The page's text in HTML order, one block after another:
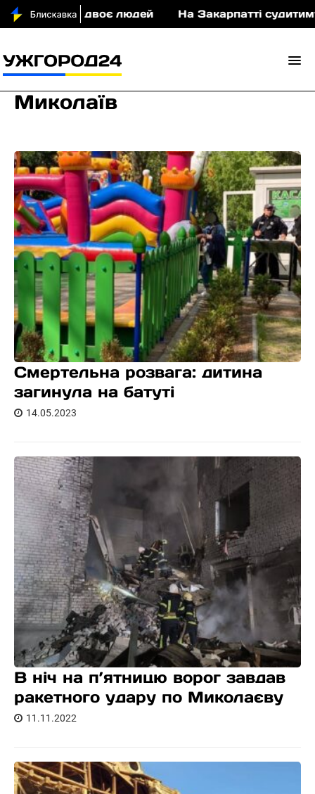
двоє людей На Закарпатті судитимуть
Миколаїв
Смертельна розвага: дитина
загинула на батуті
14.05.2023
В ніч на п’ятницю ворог завдав
ракетного удару по Миколаєву
11.11.2022